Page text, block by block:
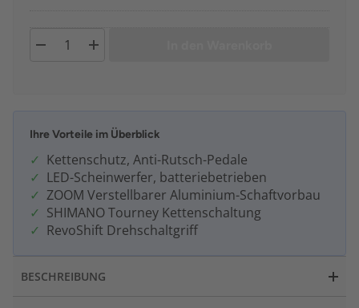
Ihre Vorteile im Überblick
Kettenschutz, Anti-Rutsch-Pedale
LED-Scheinwerfer, batteriebetrieben
ZOOM Verstellbarer Aluminium-Schaftvorbau
SHIMANO Tourney Kettenschaltung
RevoShift Drehschaltgriff
BESCHREIBUNG